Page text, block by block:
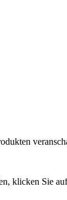
klicken Sie